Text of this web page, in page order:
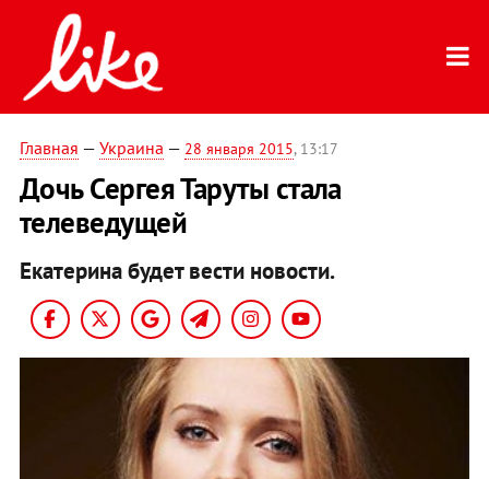
Главная — Украина — 28 января 2015, 13:17
Дочь Сергея Таруты стала
телеведущей
Екатерина будет вести новости.